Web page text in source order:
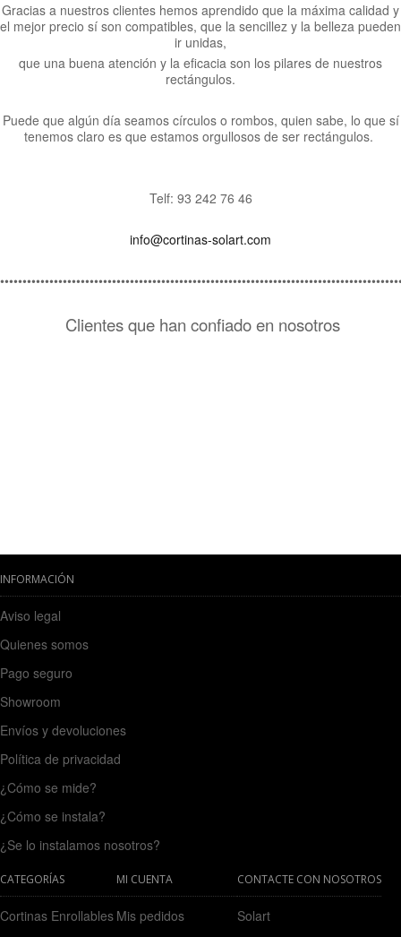
Gracias a nuestros clientes hemos aprendido que la máxima calidad y
el mejor precio sí son compatibles, que la sencillez y la belleza pueden
ir unidas,
que una buena atención y la eficacia son los pilares de nuestros
rectángulos.
Puede que algún día seamos círculos o rombos, quien sabe, lo que sí
tenemos claro es que estamos orgullosos de ser rectángulos.
Telf: 93 242 76 46
info@cortinas-solart.com
Clientes que han confiado en nosotros
INFORMACIÓN
Aviso legal
Quienes somos
Pago seguro
Showroom
Envíos y devoluciones
Política de privacidad
¿Cómo se mide?
¿Cómo se instala?
¿Se lo instalamos nosotros?
CATEGORÍAS
Cortinas Enrollables
MI CUENTA
Mis pedidos
CONTACTE CON NOSOTROS
Solart